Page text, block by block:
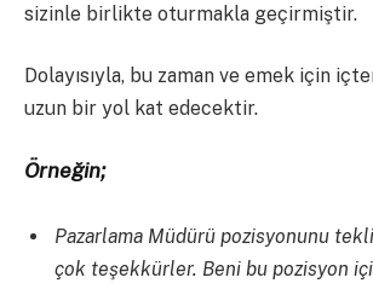
sizinle birlikte oturmakla geçirmiştir.
Dolayısıyla, bu zaman ve emek için
uzun bir yol kat edecektir.
Örneğin;
Pazarlama Müdürü pozisyonunu
çok teşekkürler. Beni bu pozisyon